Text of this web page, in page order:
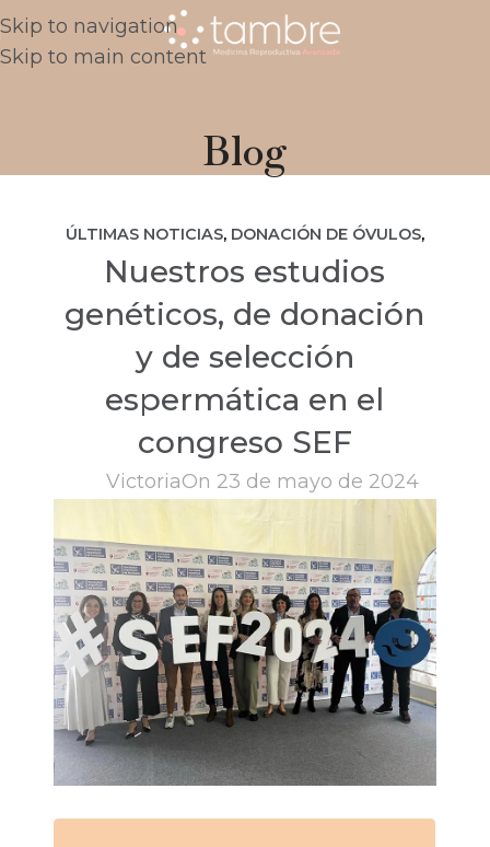
Skip to navigation
Skip to main content
Blog
ÚLTIMAS NOTICIAS, DONACIÓN DE ÓVULOS,
DONACIÓN DE SEMEN, NOVEDADES TAMBRE
FERTILIDAD
Nuestros estudios
genéticos, de donación
y de selección
espermática en el
congreso SEF
VictoriaOn 23 de mayo de 2024